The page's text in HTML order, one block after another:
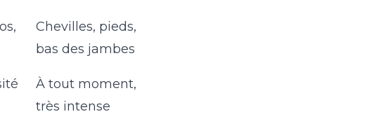
Chevilles, pieds,
bas des jambes
À tout moment,
très intense